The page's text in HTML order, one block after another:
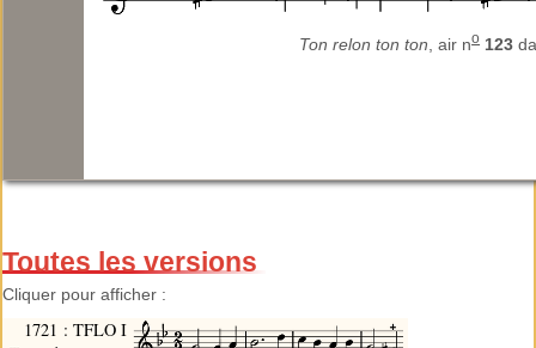
Ton relon ton ton , air no 123
Toutes les versions
Cliquer pour afficher :
1721 : TFLO I